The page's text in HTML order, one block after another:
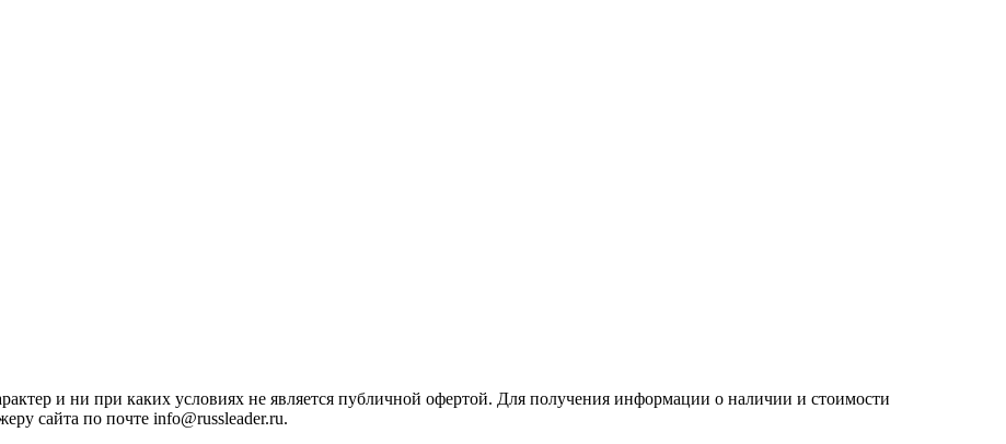
и ни при каких условиях не является публичной офертой. Для получения информации о наличии и стоимости
сайта по почте info@russleader.ru.